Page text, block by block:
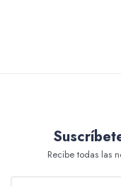
Recibe todas las